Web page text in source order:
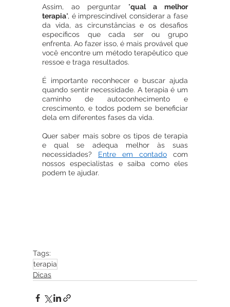
Assim, ao perguntar "qual a melhor
terapia", é imprescindível considerar a fase
da vida, as circunstâncias e os desafios
específicos que cada ser ou grupo
enfrenta. Ao fazer isso, é mais provável que
você encontre um método terapêutico que
ressoe e traga resultados.
É importante reconhecer e buscar ajuda
quando sentir necessidade. A terapia é um
caminho de autoconhecimento e
crescimento, e todos podem se beneficiar
dela em diferentes fases da vida.
Quer saber mais sobre os tipos de terapia
e qual se adequa melhor às suas
necessidades? Entre em contado com
nossos especialistas e saiba como eles
podem te ajudar.
Tags:
terapia
Dicas